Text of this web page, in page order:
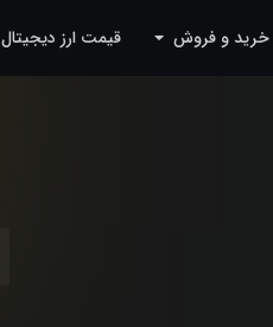
خرید و فروش قیمت ارز دیجیتال